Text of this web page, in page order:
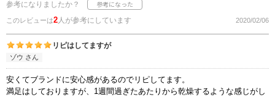
参考になりましたか？
このレビューは2人が参考にしています 2020/02/06
リピはしてますが
ゾウ さん
安くてブランドに安心感があるのでリピしてます。
満足はしておりますが、1週間過ぎたあたりから乾燥するような感じがし